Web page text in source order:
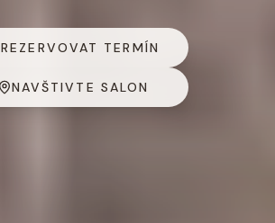
REZERVOVAT TERMÍN
NAVŠTIVTE SALON